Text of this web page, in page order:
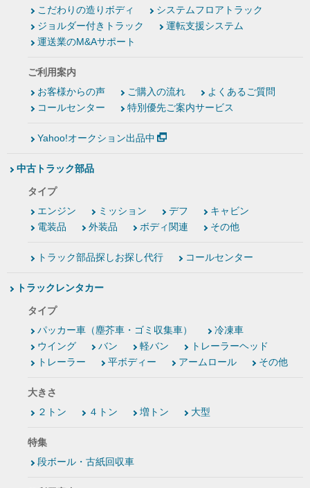
こだわりの造りボディ
システムフロアトラック
ジョルダー付きトラック
運転支援システム
運送業のM&Aサポート
ご利用案内
お客様からの声
ご購入の流れ
よくあるご質問
コールセンター
特別優先ご案内サービス
Yahoo!オークション出品中
中古トラック部品
タイプ
エンジン
ミッション デフ
キャビン
電装品
外装品 ボディ関連 その他
トラック部品探しお探し代行 コールセンター
トラックレンタカー
タイプ
パッカー車（塵芥車・ゴミ収集車）
冷凍車
ウイング
バン 軽バン
トレーラーヘッド
トレーラー
平ボディー アームロール その他
大きさ
２トン
４トン 増トン 大型
特集
段ボール・古紙回収車